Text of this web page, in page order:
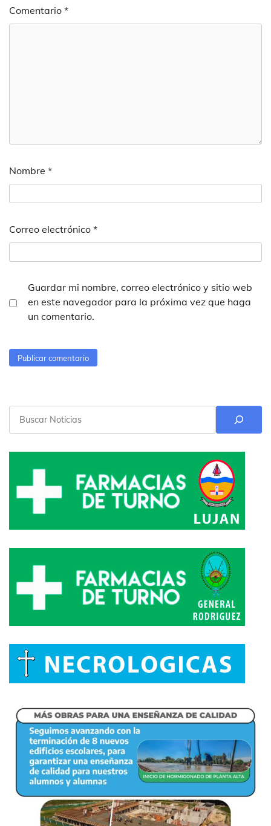
Comentario *
Nombre *
Correo electrónico *
Guardar mi nombre, correo electrónico y sitio web
en este navegador para la próxima vez que haga
un comentario.